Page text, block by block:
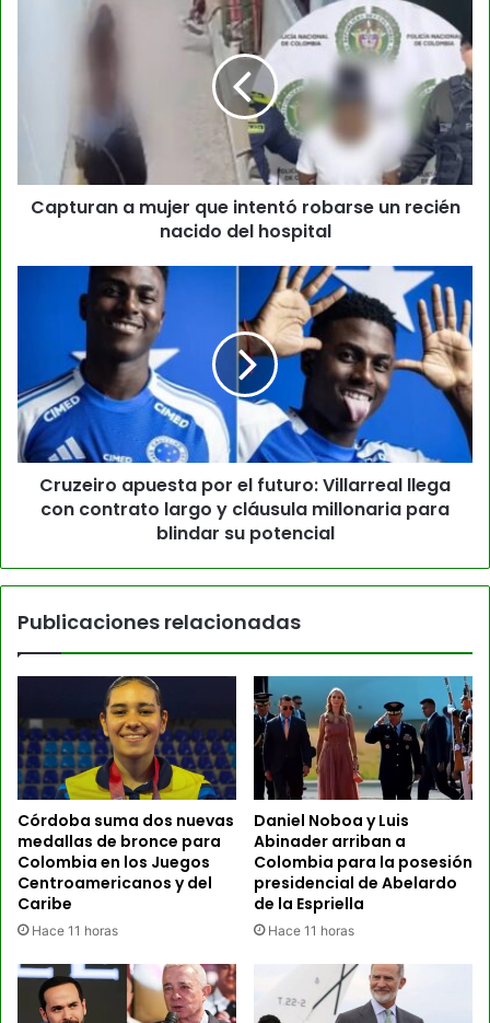
Capturan a mujer que intentó robarse un recién
nacido del hospital
Cruzeiro apuesta por el futuro: Villarreal llega
con contrato largo y cláusula millonaria para
blindar su potencial
Publicaciones relacionadas
Córdoba suma dos nuevas
medallas de bronce para
Colombia en los Juegos
Centroamericanos y del
Caribe
Hace 11 horas
Daniel Noboa y Luis
Abinader arriban a
Colombia para la posesión
presidencial de Abelardo
de la Espriella
Hace 11 horas